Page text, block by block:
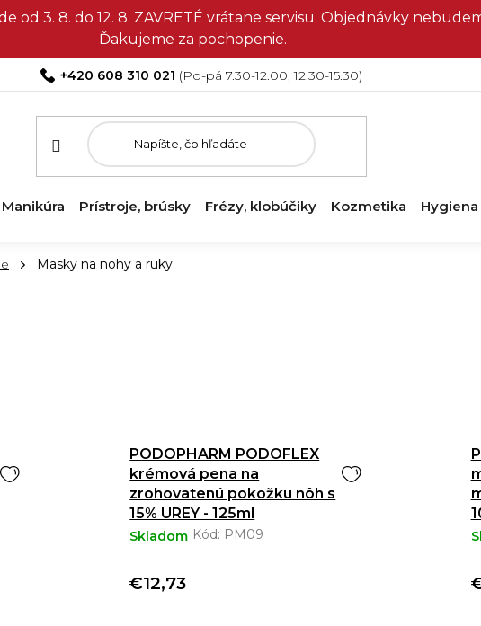
od 3. 8. do 12. 8. ZAVRETÉ vrátane servisu. Objednávky
Ďakujeme za pochopenie.
+420 608 310 021
Manikúra Prístroje, brúsky Frézy, klobúčiky Kozmetika
Hygiena
Masky na nohy a ruky
PODOPHARM PODOFLEX
krémová pena na
zrohovatenú pokožku nôh s
15% UREY - 125ml
Skladom Kód: PM09
€12,73